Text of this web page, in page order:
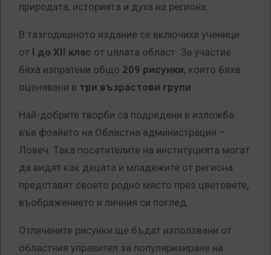
природата, историята и духа на региона.
В тазгодишното издание се включиха ученици
от I до XII клас от цялата област. За участие
бяха изпратени общо 209 рисунки, които бяха
оценявани в три възрастови групи.
Най-добрите творби са подредени в изложба
във фоайето на Областна администрация –
Ловеч. Така посетителите на институцията могат
да видят как децата и младежите от региона
представят своето родно място през цветовете,
въображението и личния си поглед.
Отличените рисунки ще бъдат използвани от
областния управител за популяризиране на